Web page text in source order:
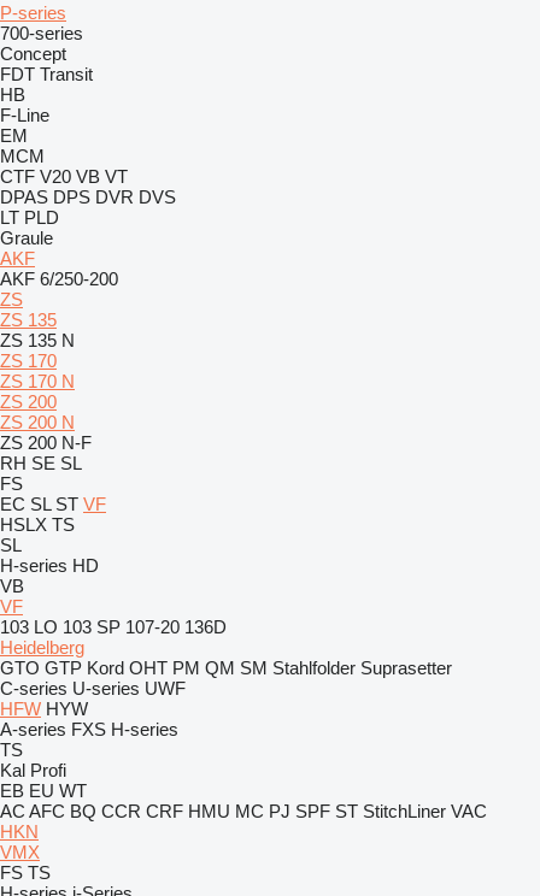
P-series
700-series
Concept
FDT Transit
HB
F-Line
EM
MCM
CTF V20 VB VT
DPAS DPS DVR DVS
LT PLD
Graule
AKF
AKF 6/250-200
ZS
ZS 135
ZS 135 N
ZS 170
ZS 170 N
ZS 200
ZS 200 N
ZS 200 N-F
RH SE SL
FS
EC SL ST VF
HSLX TS
SL
H-series HD
VB
VF
103 LO 103 SP 107-20 136D
Heidelberg
GTO GTP Kord OHT PM QM SM Stahlfolder Suprasetter
C-series U-series UWF
HFW HYW
A-series FXS H-series
TS
Kal Profi
EB EU WT
AC AFC BQ CCR CRF HMU MC PJ SPF ST StitchLiner VAC
HKN
VMX
FS TS